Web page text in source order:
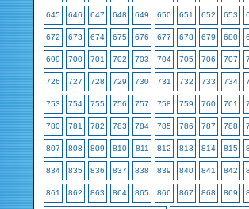
645 646 647 648 649 650 651 652 653
672 673 674 675 676 677 678 679 680
699 700 701 702 703 704 705 706 707
726 727 728 729 730 731 732 733 734
753 754 755 756 757 758 759 760 761
780 781 782 783 784 785 786 787 788
807 808 809 810 811 812 813 814 815
834 835 836 837 838 839 840 841 842
861 862 863 864 865 866 867 868 869